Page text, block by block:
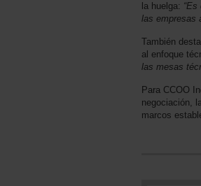
la huelga:
las empresas
También
al enfoque
las mesas
Para CCOO
negociación,
marcos